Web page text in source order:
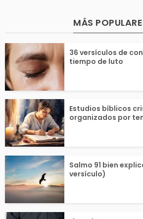
La Biblia nos
que nuestras
pueden...
r el
s
o y...
MÁS
36 versículos de
tiempo de luto
Estudios bíblicos
organizados por
Salmo 91 bien
versículo)